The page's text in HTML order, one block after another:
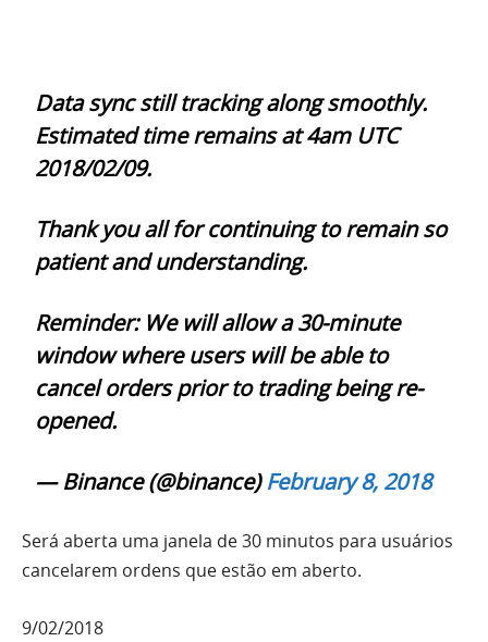
Data sync still tracking along smoothly.
Estimated time remains at 4am UTC
2018/02/09.
Thank you all for continuing to remain so
patient and understanding.
Reminder: We will allow a 30-minute
window where users will be able to
cancel orders prior to trading being re-
opened.
— Binance (@binance)February 8, 2018
Será aberta uma janela de 30 minutos para usuários
cancelarem ordens que estão em aberto.
9/02/2018